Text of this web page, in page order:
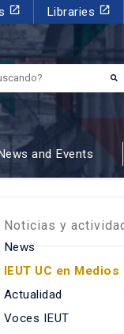
launch Libraries launch
estás buscando?
and Events
Noticias y
News
IEUT UC en Medios
Actualidad
Voces IEUT